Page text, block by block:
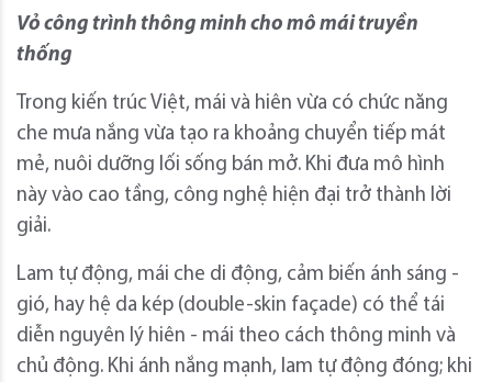
Vỏ công trình thông minh cho mô mái truyền
thống
Trong kiến trúc Việt, mái và hiên vừa có chức năng
che mưa nắng vừa tạo ra khoảng chuyển tiếp mát
mẻ, nuôi dưỡng lối sống bán mở. Khi đưa mô hình
này vào cao tầng, công nghệ hiện đại trở thành lời
giải.
Lam tự động, mái che di động, cảm biến ánh sáng -
gió, hay hệ da kép (double-skin façade) có thể tái
diễn nguyên lý hiên - mái theo cách thông minh và
chủ động. Khi ánh nắng mạnh, lam tự động đóng; khi